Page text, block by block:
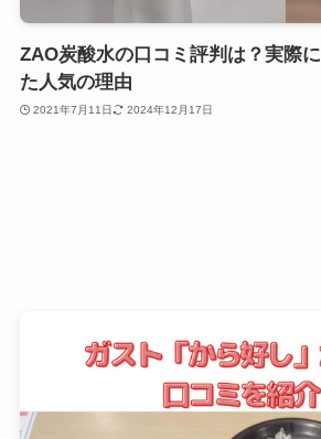
ZAO炭酸水の口コミ評判は？実際
た人気の理由
2021年7月11日 2024年12月17日